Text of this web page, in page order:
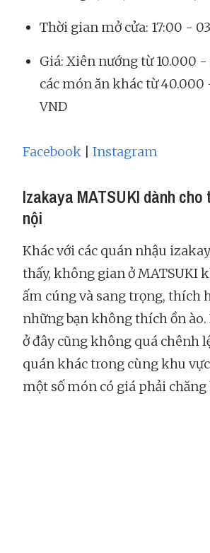
Thời gian mở cửa: 17:00 -
Giá: Xiên nướng từ 10.000 -
các món ăn khác từ 40.000
VND
Facebook Instagram
Izakaya MATSUKI dành
nội
Khác với các quán nhậu
thấy, không gian ở MATSUKI
ấm cúng và sang trọng, thích
những bạn không thích ồn ào.
ở đây cũng không quá chênh
quán khác trong cùng khu
một số món có giá phải chăng